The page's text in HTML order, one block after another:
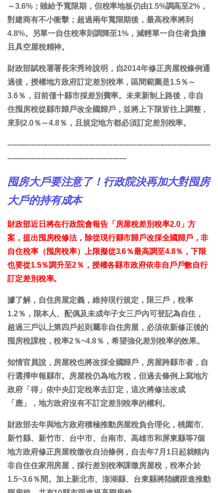
～3.6%；雖給予寬限期，但稅率地板仍由1.5%調高至2%，
對建商有不小衝擊；超過兩年寬限期後，最高稅率將到
4.8%。另單一自住稅率則調降至1%，減輕單一自住者負擔
且具空屋稅精神。
財政部賦稅署署長宋秀玲說明，自2014年修正房屋稅條例通
過後，授權地方政府訂定差別稅率，區間範圍是1.5％～
3.6％，目前僅十縣市採差別費率。未來新制上路後，非自
住囤房稅從縣市歸戶改全國歸戶，並將上下限皆往上調整，
來到2.0％～4.8％，且規定地方都必須訂定差別稅率。
-------------------------------------------------------------------------------------
--------------------------------------------------
囤房大戶要注意了！行政院決再加大對囤房
大戶的持有成本
財政部近日將在行政院會報告「房屋稅差別稅率2.0」方
案，提出囤房稅修法，除從現行縣市歸戶改採全國歸戶，非
自住稅率（囤房稅率）上限擬從3.6％最高調至4.8％，下限
也要從1.5％調升至2％，授權各縣市政府依非自戶戶數自行
訂定差別稅率。
據了解，自住房屋定義，維持現行規定，限三戶，稅率
1.2％，限本人、配偶及未成年子女三戶內可登記為自住，
超過三戶以上第四戶起則屬非自住房屋，必須依新修正後的
囤房稅課稅，稅率2％~4.8％，希望強化差別稅率的效果。
知情官員說，房屋稅也將改採全國歸戶，房屋跨縣市者，自
行選擇申報縣市。房屋稅仍為地方稅，但過去條例上寫地方
政府「得」依中央訂定稅率去訂定，這次將修法改成
「應」，地方政府沒有不訂定差別稅率的權利。
財政部去年與地方政府積極推動房屋稅負合理化，桃園市、
新竹縣、新竹市、台中市、台南市、高雄市和屏東縣等7個
地方政府修正房屋稅徵收自治條例，自去年7月1日起就轄內
非自住住家用房屋，採行差別稅率課徵房屋稅，稅率介於
1.5~3.6％間。加上新北市、澎湖縣、台東縣將陸續跟進推動